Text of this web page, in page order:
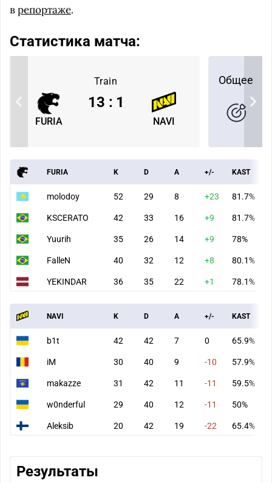
врепортаже.
Статистика матча:
Train
FURIA NAVI
13 : 1
Общее
FURIA K D A +/- KAST
molodoy 52 29 8 +23 81.7%
KSCERATO 42 33 16 +9 81.7%
Yuurih 35 26 14 +9 78%
FalleN 40 32 12 +8 80.1%
YEKINDAR 36 35 22 +1 78.1%
NAVI K D A +/- KAST
b1t 42 42 7 0 65.9%
iM 30 40 9 -10 57.9%
makazze 31 42 11 -11 59.5%
w0nderful 29 40 12 -11 50%
Aleksib 20 42 19 -22 65.4%
Результаты